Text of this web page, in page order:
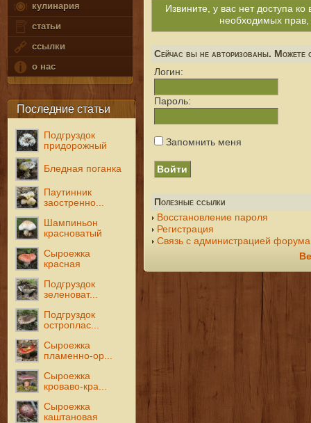
кулинария
статьи
ссылки
о нас
Последние статьи
Подгруздок
придорожный
Бледная поганка
Паутинник
заостренно...
Шампиньон
красноватый
Сыроежка
красная
Подгруздок
зеленоват...
Подгруздок
остроплас...
Сыроежка
пламенно-ор...
Сыроежка
кроваво-кра...
Сыроежка
каштановая
Извините, у вас нет доступа
необходимых прав,
Сейчас вы не авторизованы. Можете
Логин:
Пароль:
Запомнить меня
Полезные ссылки
Восстановление пароля
Регистрация
Связь с администрацией форума